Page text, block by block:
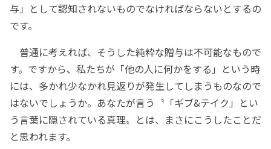
与」として認知されないものでなければならないとするの
です。
普通に考えれば、そうした純粋な贈与は不可能なもので
す。ですから、私たちが「他の人に何かをする」という時
には、多かれ少なかれ見返りが発生してしまうものなので
はないでしょうか。あなたが言う〝「ギブ&テイク」とい
う言葉に隠されている真理〟とは、まさにこうしたことだ
と思われます。